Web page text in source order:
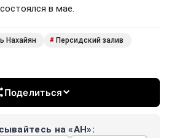
в мае.
Нахайян # Персидский залив
Поделиться
на «АН»: